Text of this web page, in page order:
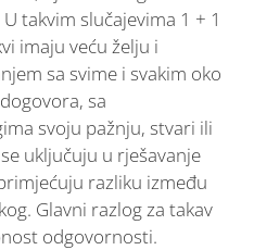
takvim slučajevima 1 + 1
imaju veću želju i
sa svime i svakim oko
sa
svoju pažnju, stvari ili
uključuju u rješavanje
razliku između
Glavni razlog za takav
odgovornosti.